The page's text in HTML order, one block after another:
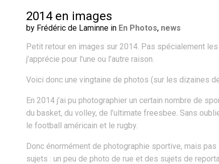
2014 en images
by Frédéric de Laminne in En Photos, news
Petit retour en images sur 2014. Pas spécialement
j’apprécie pour l’une ou l’autre raison.
Voici donc une vingtaine de photos (sur les dizaines
En 2014 j’ai pu photographier un certain nombre de
du basket, du volley, de l’ultimate freesbee. Sans
le football américain et le rugby.
Donc énormément de photographie sportive, mais
sujets : un peu de photo de rue et des sujets de